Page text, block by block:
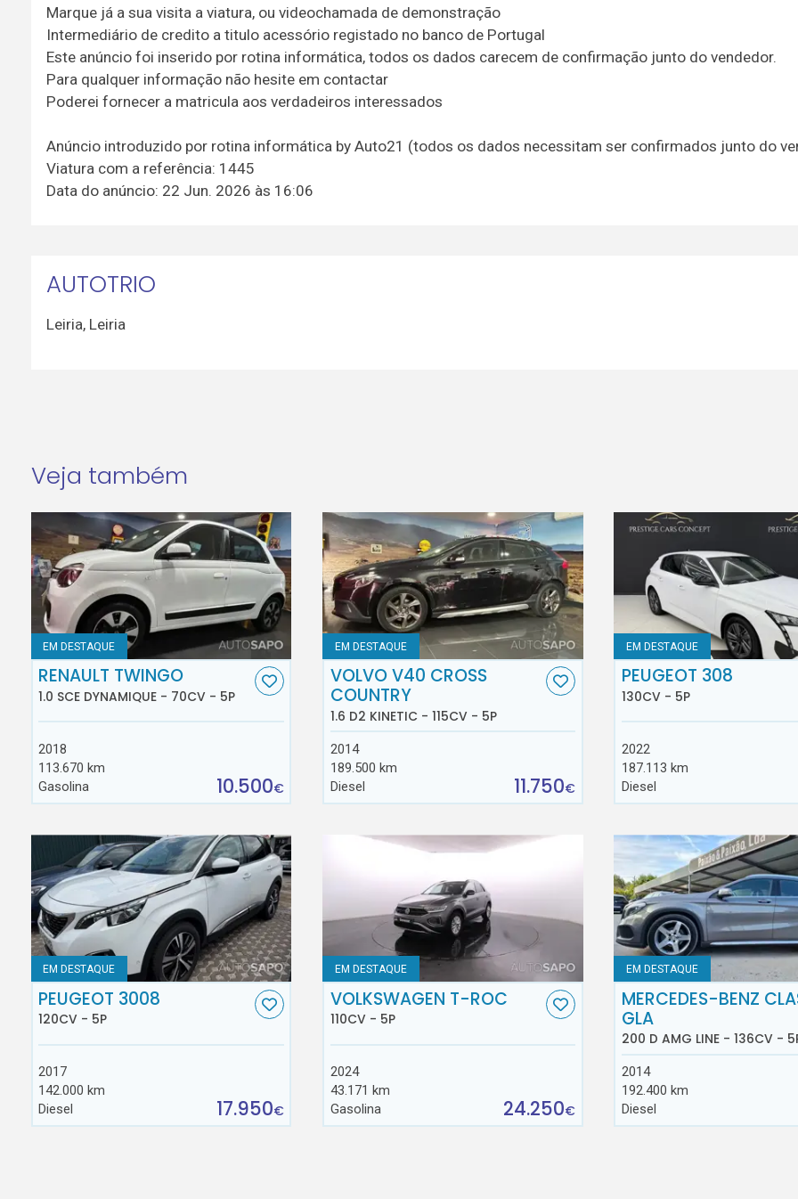
Marque já a sua visita a viatura, ou videochamada de demonstração
Intermediário de credito a titulo acessório registado no banco de Portugal
Este anúncio foi inserido por rotina informática, todos os dados carecem de confirmação junto do vendedor.
Para qualquer informação não hesite em contactar
Poderei fornecer a matricula aos verdadeiros interessados
Anúncio introduzido por rotina informática by Auto21 (todos os dados necessitam ser confirmados junto do
Viatura com a referência: 1445
Data do anúncio: 22 Jun. 2026 às 16:06
AUTOTRIO
Leiria, Leiria
Veja também
EM DESTAQUE
RENAULT TWINGO
1.0 SCE DYNAMIQUE - 70CV - 5P
2018
113.670 km
Gasolina
10.500€
EM DESTAQUE
VOLVO V40 CROSS
COUNTRY
1.6 D2 KINETIC - 115CV - 5P
2014
189.500 km
Diesel
11.750€
EM DESTAQUE
PEUGEOT 308
130CV - 5P
2022
187.113 km
Diesel
EM DESTAQUE
PEUGEOT 3008
120CV - 5P
2017
142.000 km
Diesel
17.950€
EM DESTAQUE
VOLKSWAGEN T-ROC
110CV - 5P
2024
43.171 km
Gasolina
24.250€
EM DESTAQUE
MERCEDES-BENZ
GLA
200 D AMG LINE - 136CV -
2014
192.400 km
Diesel